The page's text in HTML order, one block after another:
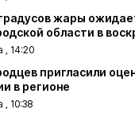
жары
области в
, 14:20
пригласили
в регионе
, 10:38